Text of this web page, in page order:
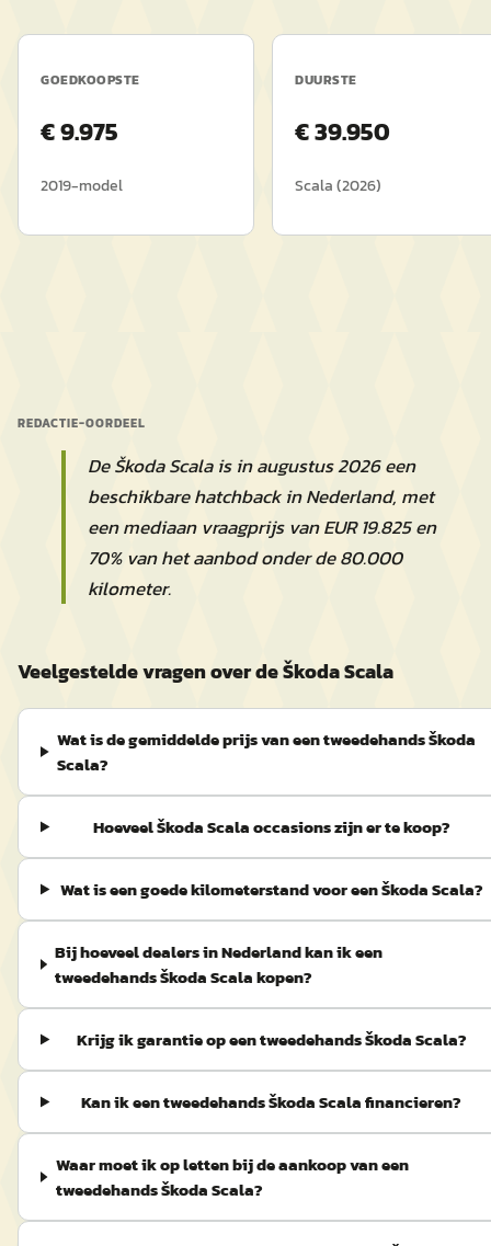
GOEDKOOPSTE
€9.975
2019-model
DUURSTE
€39.950
Scala(2026)
REDACTIE-OORDEEL
De Škoda Scala is in augustus 2026 een
beschikbare hatchback in Nederland, met
een mediaan vraagprijs van EUR 19.825 en
70% van het aanbod onder de 80.000
kilometer.
Veelgestelde vragen over de Škoda Scala
Wat is de gemiddelde prijs van een tweedehands Škoda
Scala?
Hoeveel Škoda Scala occasions zijn er te koop?
Wat is een goede kilometerstand voor een Škoda Scala?
Bij hoeveel dealers in Nederland kan ik een
tweedehands Škoda Scala kopen?
Krijg ik garantie op een tweedehands Škoda Scala?
Kan ik een tweedehands Škoda Scala financieren?
Waar moet ik op letten bij de aankoop van een
tweedehands Škoda Scala?